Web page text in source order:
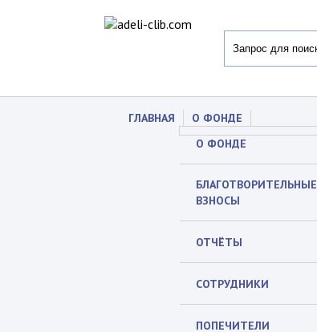
ГЛАВНАЯ
О ФОНДЕ
О ФОНДЕ
БЛАГОТВОРИТЕЛЬНЫЕ
ВЗНОСЫ
ОТЧЁТЫ
СОТРУДНИКИ
ПОПЕЧИТЕЛИ